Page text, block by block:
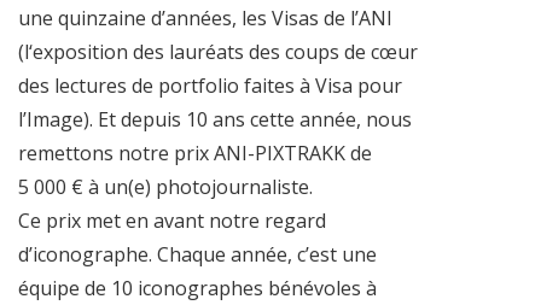
une quinzaine d’années, les Visas de l’ANI
(l‘exposition des lauréats des coups de cœur
des lectures de portfolio faites à Visa pour
l’Image). Et depuis 10 ans cette année, nous
remettons notre prix ANI-PIXTRAKK de
5 000 € à un(e) photojournaliste.
Ce prix met en avant notre regard
d’iconographe. Chaque année, c’est une
équipe de 10 iconographes bénévoles à